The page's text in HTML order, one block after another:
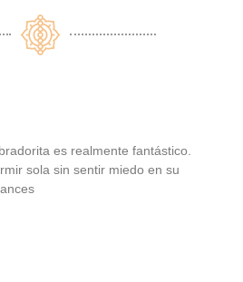
es realmente fantástico.
sola sin sentir miedo en su